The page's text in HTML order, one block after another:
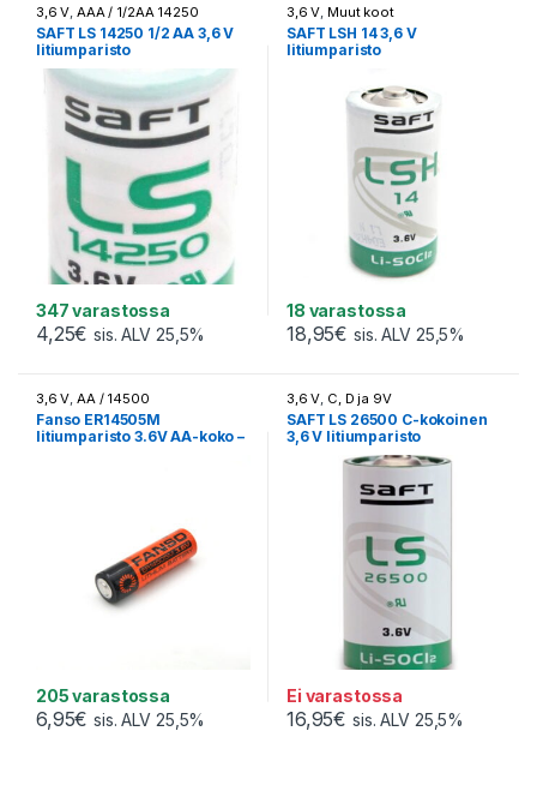
3,6 V ,AAA / 1/2AA 14250
SAFT LS 14250 1/2 AA 3,6 V
litiumparisto
347 varastossa
4,25€ sis. ALV 25,5%
3,6 V Muut koot
SAFT LSH 14 3,6 V
litiumparisto
18 varastossa
18,95€ sis. ALV 25,5%
3,6 V ,AA / 14500
Fanso ER14505M
litiumparisto 3.6V AA-koko –
205 varastossa
6,95€ sis. ALV 25,5%
3,6 V C, D ja 9V
SAFT LS 26500 C-kokoinen
3,6 V litiumparisto
Ei varastossa
16,95€ sis. ALV 25,5%